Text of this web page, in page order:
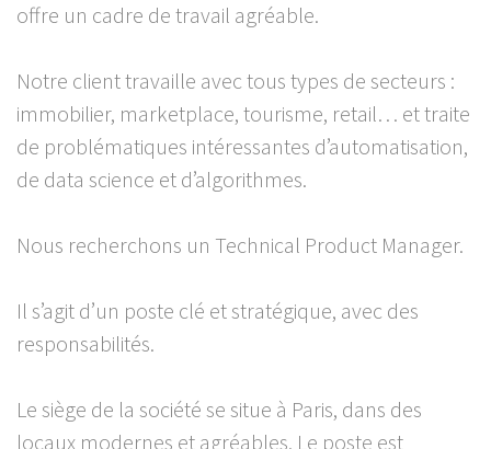
offre un cadre de travail agréable.
Notre client travaille avec tous types de secteurs :
immobilier, marketplace, tourisme, retail… et traite
de problématiques intéressantes d’automatisation,
de data science et d’algorithmes.
Nous recherchons un Technical Product Manager.
Il s’agit d’un poste clé et stratégique, avec des
responsabilités.
Le siège de la société se situe à Paris, dans des
locaux modernes et agréables. Le poste est